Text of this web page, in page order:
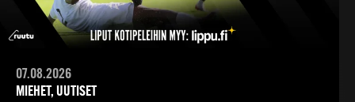
07.08.2026
MIEHET, UUTISET